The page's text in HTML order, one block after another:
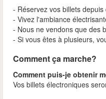
- Réservez vos billets
- Vivez l'ambiance
- Nous ne vendons que des
- Si vous êtes à plusieurs,
Comment ça marche?
Comment puis-je obtenir
Vos billets électroniques